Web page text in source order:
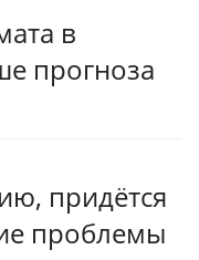
в
прогноза
придётся
проблемы